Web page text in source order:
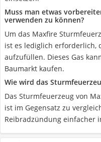
Muss man etwas
verwenden zu können?
Um das Maxfire
ist es lediglich erforderlich,
aufzufüllen. Dieses Gas
Baumarkt kaufen.
Wie wird das
Das Sturmfeuerzeug von
ist im Gegensatz zu
Reibradzündung einfacher